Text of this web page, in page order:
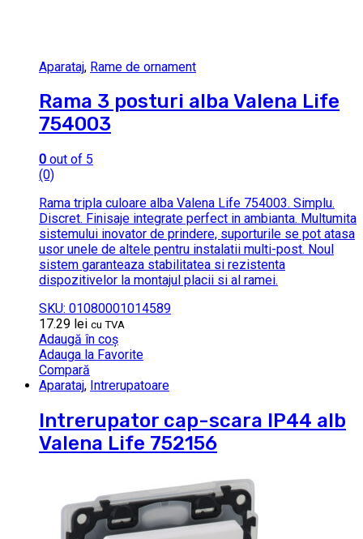
Aparataj, Rame de ornament
Rama 3 posturi alba Valena Life
754003
0 out of 5
(0)
Rama tripla culoare alba Valena Life 754003. Simplu.
Discret. Finisaje integrate perfect in ambianta. Multumita
sistemului inovator de prindere, suporturile se pot atasa
usor unele de altele pentru instalatii multi-post. Noul
sistem garanteaza stabilitatea si rezistenta
dispozitivelor la montajul placii si al ramei.
SKU: 01080001014589
17.29 lei cu TVA
Adaugă în coș
Adauga la Favorite
Compară
Aparataj, Intrerupatoare
Intrerupator cap-scara IP44 alb
Valena Life 752156